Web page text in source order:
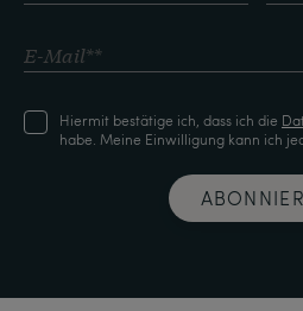
Hiermit bestätige ich, dass ich die
habe. Meine Einwilligung kann ich